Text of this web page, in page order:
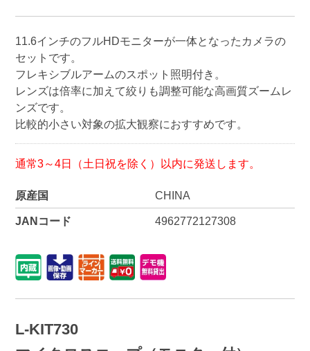
11.6インチのフルHDモニターが一体となったカメラの
セットです。
フレキシブルアームのスポット照明付き。
レンズは倍率に加えて絞りも調整可能な高画質ズームレ
ンズです。
比較的小さい対象の拡大観察におすすめです。
通常3～4日（土日祝を除く）以内に発送します。
原産国 CHINA
JANコード 4962772127308
L-KIT730